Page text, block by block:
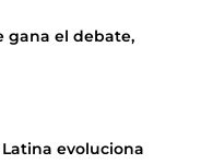
gana el debate,
evoluciona